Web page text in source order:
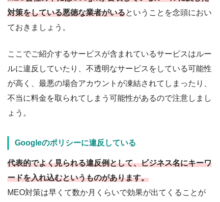
対策をしている悪徳な業者がいるということを念頭におい
ておきましょう。
ここでご紹介するサービスが含まれているサービスはルー
ルに違反していたり、不透明なサービスをしている可能性
が高く、最悪の場合アカウントが凍結されてしまったり、
不当に料金を取られてしまう可能性があるので注意しまし
ょう。
Googleのポリシーに違反している
代表的でよく見られる違反例として、ビジネス名にキーワ
ードを入れ込むというものがあります。
MEO対策は早くて数か月くらいで効果が出てくることが